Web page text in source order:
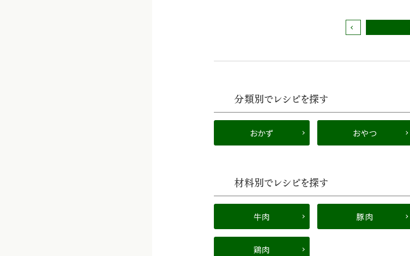
分類別でレシピを探す
おかず おやつ
材料別でレシピを探す
牛肉 豚肉
鶏肉